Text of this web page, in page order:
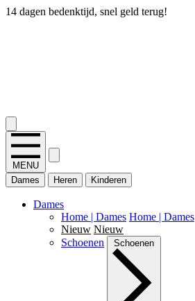
14 dagen bedenktijd, snel geld terug!
MENU
Dames
Heren Kinderen
Dames
Home | Dames Home | Dames
Nieuw Nieuw
Schoenen
Schoenen